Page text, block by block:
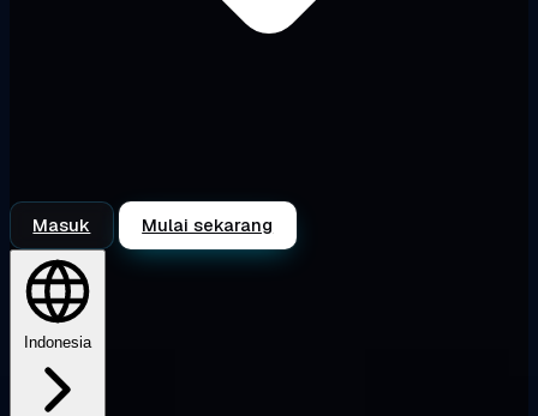
Masuk Mulai sekarang
Indonesia